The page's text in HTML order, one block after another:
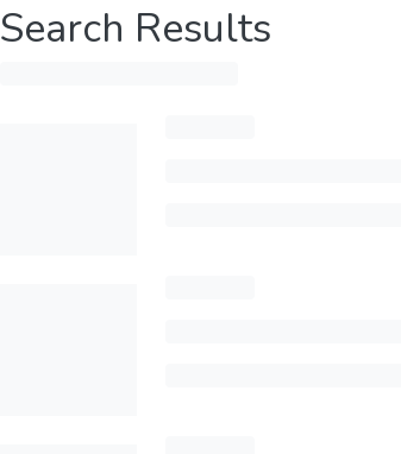
Search Results